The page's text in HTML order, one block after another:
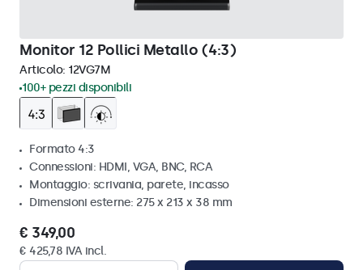
Monitor 12 Pollici Metallo (4:3)
Articolo: 12VG7M
100+ pezzi disponibili
Formato 4:3
Connessioni: HDMI, VGA, BNC, RCA
Montaggio: scrivania, parete, incasso
Dimensioni esterne: 275 x 213 x 38 mm
€ 349,00
€ 425,78 IVA incl.